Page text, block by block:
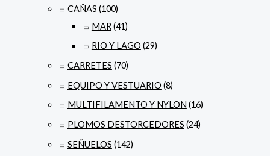
CAÑAS (100)
MAR(41)
RIO Y LAGO (29)
CARRETES (70)
EQUIPO Y VESTUARIO (8)
MULTIFILAMENTO Y NYLON (16)
PLOMOS DESTORCEDORES (24)
SEÑUELOS (142)